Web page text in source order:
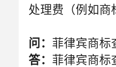
处理费（例如商
问： 菲律宾商标
答： 菲律宾商标